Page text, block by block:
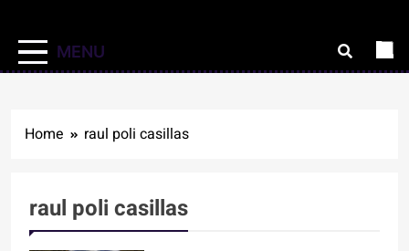
MENU
Home raul poli casillas
raul poli casillas